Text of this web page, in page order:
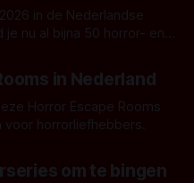
in de Nederlandse
nu al bijna 50 horror- en
in Nederland
Horror Escape Rooms
horrorliefhebbers.
om te bingen